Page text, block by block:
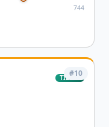
744
#10
TIER-1